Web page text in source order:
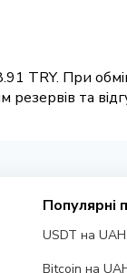
TRY. При
та
Популярні
USDT на UAH
Bitcoin на